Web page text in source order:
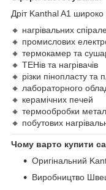
Дріт Kanthal A1 широко
🔸 нагрівальних
🔸 промислових
🔸 термокамер та
🔸 ТЕНів та нагрівачів
🔸 різки пінопласту та
🔸 лабораторного
🔸 керамічних печей
🔸 термообробки
🔸 побутових
Чому варто купити
Оригінальний
Виробництво